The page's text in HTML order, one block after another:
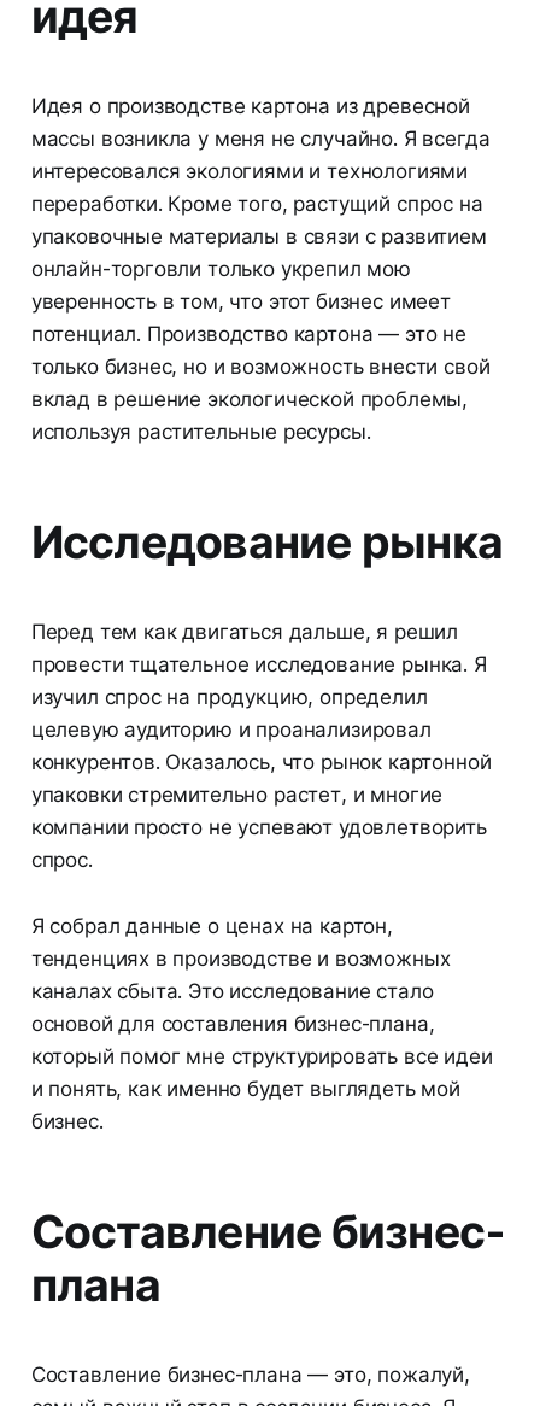
идея
Идея о производстве картона из древесной
массы возникла у меня не случайно. Я всегда
интересовался экологиями и технологиями
переработки. Кроме того, растущий спрос на
упаковочные материалы в связи с развитием
онлайн-торговли только укрепил мою
уверенность в том, что этот бизнес имеет
потенциал. Производство картона — это не
только бизнес, но и возможность внести свой
вклад в решение экологической проблемы,
используя растительные ресурсы.
Исследование рынка
Перед тем как двигаться дальше, я решил
провести тщательное исследование рынка. Я
изучил спрос на продукцию, определил
целевую аудиторию и проанализировал
конкурентов. Оказалось, что рынок картонной
упаковки стремительно растет, и многие
компании просто не успевают удовлетворить
спрос.
Я собрал данные о ценах на картон,
тенденциях в производстве и возможных
каналах сбыта. Это исследование стало
основой для составления бизнес-плана,
который помог мне структурировать все идеи
и понять, как именно будет выглядеть мой
бизнес.
Составление бизнес-
плана
Составление бизнес-плана — это, пожалуй,